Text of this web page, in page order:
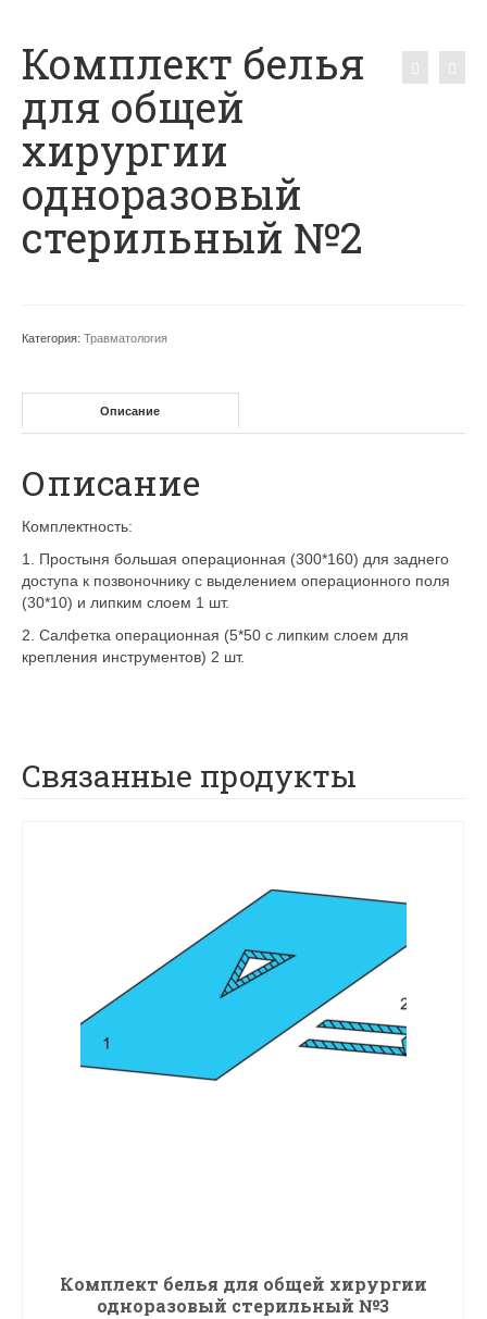
Комплект белья
для общей
хирургии
одноразовый
стерильный №2
Категория: Травматология
Описание
Описание
Комплектность:
1. Простыня большая операционная (300*160) для заднего
доступа к позвоночнику с выделением операционного поля
(30*10) и липким слоем 1 шт.
2. Салфетка операционная (5*50 с липким слоем для
крепления инструментов) 2 шт.
Связанные продукты
Комплект белья для общей хирургии
одноразовый стерильный №3